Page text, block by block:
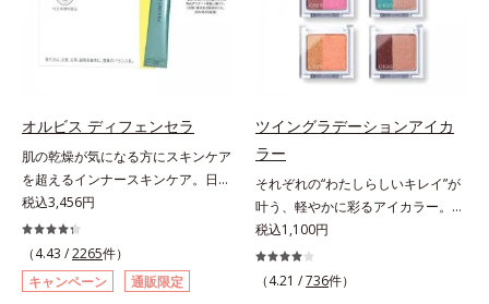
としてお使いいただく場合や、お肌
の状態に合わせて毎日お使いいただ
いても問題ありません。【ご使用方
法】①適量(さくらんぼ 1粒程度)を
を描くように、よくなじませます。
②指先の感触が軽くなったら、水ま
たはぬるま湯でよく洗い流します。
※W洗顔は不要です。
るべく、独自技術によるオルビスの
リポソームビタミンCは高吸収率。
カラダと同じ成分でできたリポソー
ム（カプセル）にビタミンCを閉じ
従来のビタミンCに比べて吸収率が
差で届けるタイムデリバー設計をプ
ラスすることで体内に長く留め、最
大限アプローチしていきます。甘酸
っぱいパイン風味が口の中に爽やか
に広がる顆粒タイプ。水なしでもサ
ッと摂れます。
けのケアなので、夏対策にありがち
な不快感やストレスは無し！ 時短
ケアにもなるため、忙しい方にもお
に早速、毎日2粒（目安）の新習慣
を始めましょう。* 紫外線などによ
り失われるビタミンCを中心とした
栄養成分の補給
オルビス ディフェンセラ
肌の乾燥が気になる方にスキンケア
を超えるインナースキンケア。日本
初(*1)“肌にもトクホ(*2)”！肌の乾燥
が気になる方に。高純度に精製した
米胚芽由来のグルコシルセラミドを
配合。「肌の水分を逃しにくくする
ため、肌の乾燥が気になる方に適し
税込3,456円
（4.43 /2265件）
キャンペーン
通販限定
ツイングラデーションアイカ
ラー
それぞれの“わたしらしいキレイ”が
叶う、軽やかに彩るアイカラー。そ
れぞれの“わたしに似合う！”を叶え
る、絶妙な2色セットのデイリーア
イカラーです。自由に使い回せる濃
税込1,100円
（4.21 /736件）